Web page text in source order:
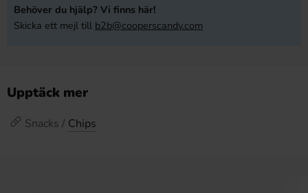
Behöver du hjälp? Vi finns här!
Skicka ett mejl till b2b@cooperscandy.com
Upptäck mer
Snacks / Chips